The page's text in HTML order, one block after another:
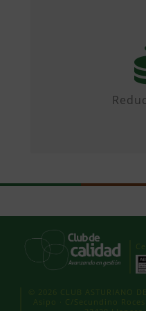
Mediante
© 2026 CLUB ASTURIANO
Asipo · C/Secundino